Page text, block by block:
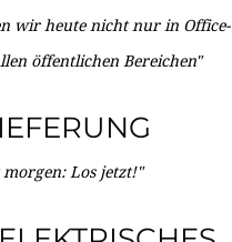
wir heute nicht nur in Office-
öffentlichen Bereichen"
morgen: Los jetzt!"